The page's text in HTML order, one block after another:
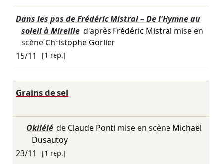
Dans les pas de Frédéric Mistral – De l'Hymne au
soleil à Mireille d'après Frédéric Mistral mise en
scène Christophe Gorlier
15/11
[1 rep.]
Grains de sel
Okilélé de Claude Ponti mise en scène Michaël
Dusautoy
23/11
[1 rep.]